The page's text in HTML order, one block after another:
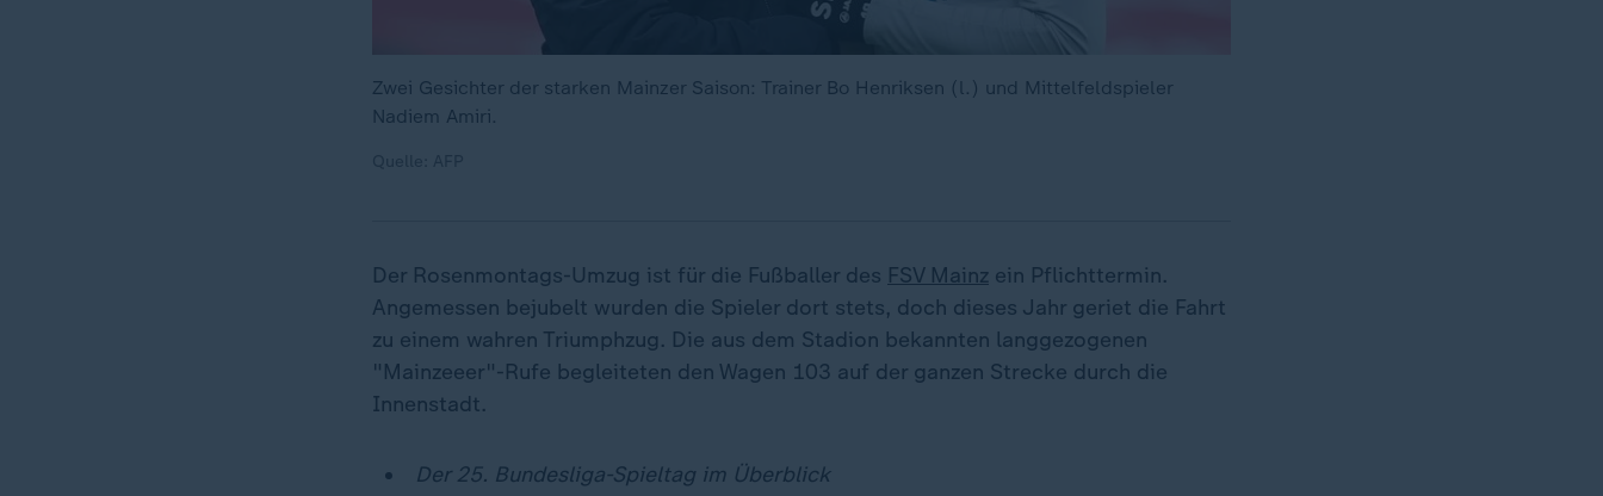
Zwei Gesichter der starken Mainzer Saison: Trainer Bo Henriksen (l.) und Mittelfeldspieler
Nadiem Amiri.
Der Rosenmontags-Umzug ist für die Fußballer des FSV Mainz ein Pflichttermin.
Angemessen bejubelt wurden die Spieler dort stets, doch dieses Jahr geriet die Fahrt
zu einem wahren Triumphzug. Die aus dem Stadion bekannten langgezogenen
"Mainzeeer"-Rufe begleiteten den Wagen 103 auf der ganzen Strecke durch die
Innenstadt.
Der 25. Bundesliga-Spieltag im Überblick